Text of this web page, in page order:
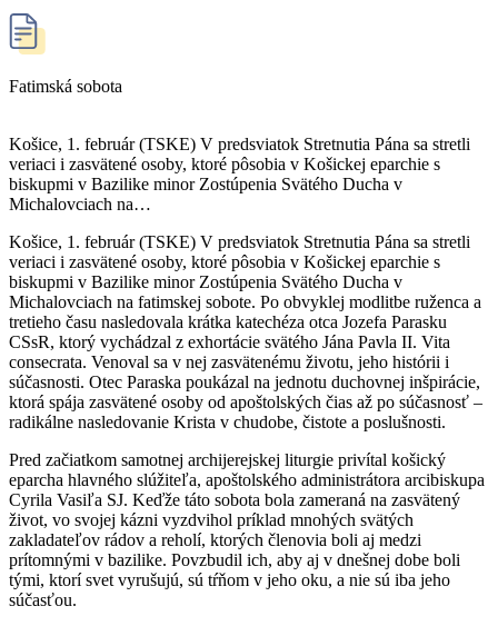
Fatimská sobota
Košice, 1. február (TSKE) V predsviatok Stretnutia Pána sa stretli
veriaci i zasvätené osoby, ktoré pôsobia v Košickej eparchie s
biskupmi v Bazilike minor Zostúpenia Svätého Ducha v
Michalovciach na…
Košice, 1. február (TSKE) V predsviatok Stretnutia Pána sa stretli
veriaci i zasvätené osoby, ktoré pôsobia v Košickej eparchie s
biskupmi v Bazilike minor Zostúpenia Svätého Ducha v
Michalovciach na fatimskej sobote. Po obvyklej modlitbe ruženca a
tretieho času nasledovala krátka katechéza otca Jozefa Parasku
CSsR, ktorý vychádzal z exhortácie svätého Jána Pavla II. Vita
consecrata. Venoval sa v nej zasvätenému životu, jeho histórii i
súčasnosti. Otec Paraska poukázal na jednotu duchovnej inšpirácie,
ktorá spája zasvätené osoby od apoštolských čias až po súčasnosť –
radikálne nasledovanie Krista v chudobe, čistote a poslušnosti.
Pred začiatkom samotnej archijerejskej liturgie privítal košický
eparcha hlavného slúžiteľa, apoštolského administrátora arcibiskupa
Cyrila Vasiľa SJ. Keďže táto sobota bola zameraná na zasvätený
život, vo svojej kázni vyzdvihol príklad mnohých svätých
zakladateľov rádov a reholí, ktorých členovia boli aj medzi
prítomnými v bazilike. Povzbudil ich, aby aj v dnešnej dobe boli
tými, ktorí svet vyrušujú, sú tŕňom v jeho oku, a nie sú iba jeho
súčasťou.